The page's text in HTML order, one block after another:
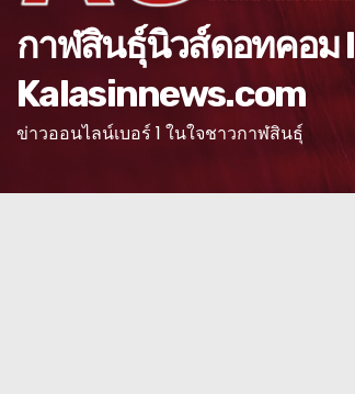
t
กาฬสินธุ์นิวส์ดอทคอม l
Kalasinnews.com
ข่าวออนไลน์เบอร์ 1 ในใจชาวกาฬสินธุ์